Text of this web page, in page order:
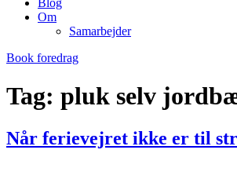
Blog
Om
Samarbejder
Book foredrag
Tag: pluk selv
Når ferievejret ikke er til